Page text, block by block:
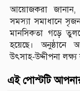
আয়োজকরা জানান,
সমস্যা সমাধানে
মানসিকতা গড়ে
হয়েছে। অনুষ্ঠানে
উৎসাহ-উদ্দীপনা
এই পোস্টটি